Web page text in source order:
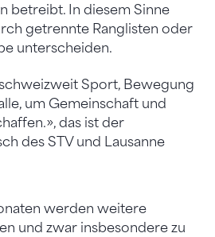
betreibt. In diesem Sinne
getrennte Ranglisten oder
unterscheiden.
Sport, Bewegung
um Gemeinschaft und
das ist der
des STV und Lausanne
werden weitere
und zwar insbesondere zu